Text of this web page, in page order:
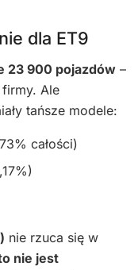
dla ET9
23 900 pojazdów –
Ale
tańsze modele:
całości)
nie rzuca się w
nie jest